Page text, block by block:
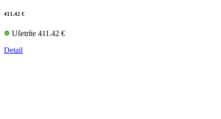
411.42 €
Ušetríte 411.42 €
Detail